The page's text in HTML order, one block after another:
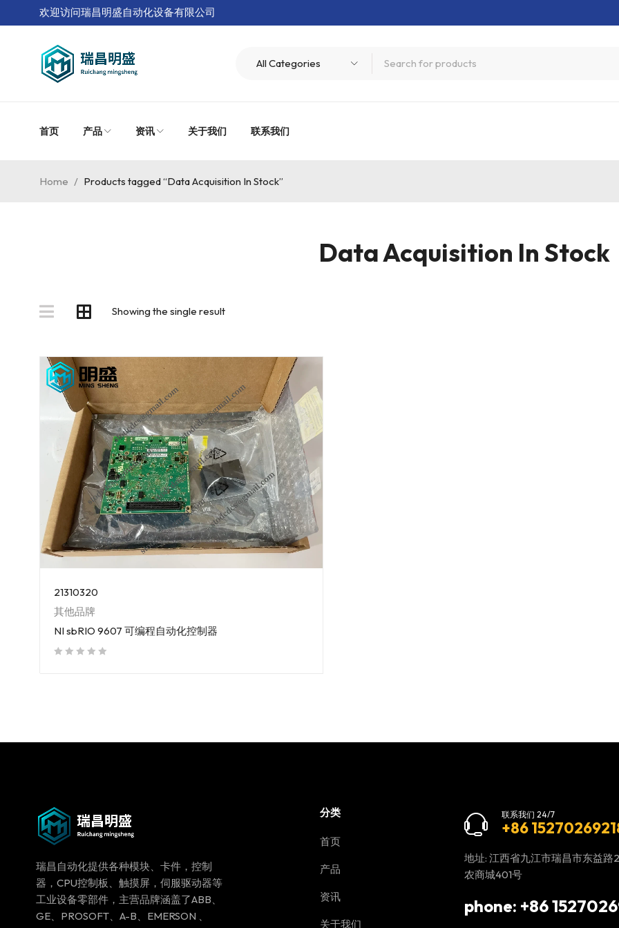
欢迎访问瑞昌明盛自动化设备有限公司
首页 产品 资讯 关于我们 联系我们
Data Acquisition In Stock
Home / Products tagged “Data Acquisition In Stock”
Showing the single result
21310320
其他品牌
NI sbRIO 9607 可编程自动化控制器
瑞昌自动化提供各种模块、卡件，控制
器，CPU控制板、触摸屏，伺服驱动器等
工业设备零部件，主营品牌涵盖了ABB、
GE、PROSOFT、A-B、EMERSON 、
分类
首页
产品
资讯
关于我们
联系我们 24/7
+86
地址: 江西省九江市瑞昌市东益路
农商城401号
phone: +86